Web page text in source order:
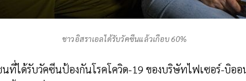
ชาวอิสราเอลได้รับวัคซีนแล้วเกือบ 60%
ที่ได้รับวัคซีนป้องกันโรคโควิด-19 ของบริษัทไฟเซอร์-บิอ